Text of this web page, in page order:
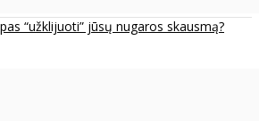
“užklijuoti” jūsų nugaros skausmą?